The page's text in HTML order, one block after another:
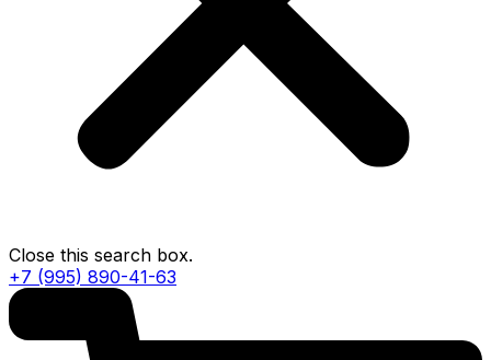
Close this search box.
+7 (995) 890-41-63